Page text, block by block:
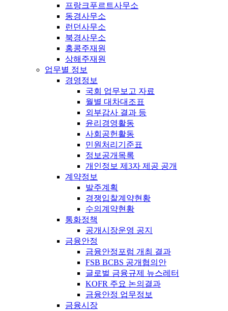
프랑크푸르트사무소
동경사무소
런던사무소
북경사무소
홍콩주재원
상해주재원
업무별 정보
경영정보
국회 업무보고 자료
월별 대차대조표
외부감사 결과 등
윤리경영활동
사회공헌활동
민원처리기준표
정보공개목록
개인정보 제3자 제공 공개
계약정보
발주계획
경쟁입찰계약현황
수의계약현황
통화정책
공개시장운영 공지
금융안정
금융안정포럼 개최 결과
FSB BCBS 공개협의안
글로벌 금융규제 뉴스레터
KOFR 주요 논의결과
금융안정 업무정보
금융시장